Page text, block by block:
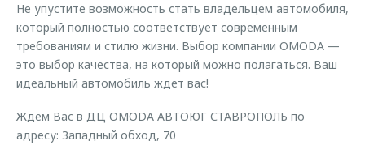
Не упустите возможность стать владельцем автомобиля,
который полностью соответствует современным
требованиям и стилю жизни. Выбор компании OMODA —
это выбор качества, на который можно полагаться. Ваш
идеальный автомобиль ждет вас!
Ждём Вас в ДЦ OMODA АВТОЮГ СТАВРОПОЛЬ по
адресу: Западный обход, 70